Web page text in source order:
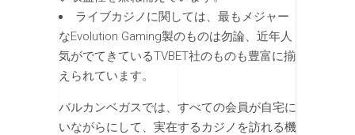
ライブカジノに関しては、最もメジャー
なEvolution Gaming製のものは勿論、近年人
気がでてきているTVBET社のものも豊富に揃
えられています。
バルカンベガスでは、すべての会員が自宅に
いながらにして、実在するカジノを訪れる機